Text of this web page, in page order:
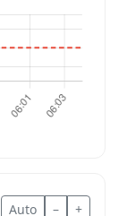
Auto – +